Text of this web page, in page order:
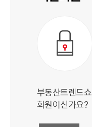
부동산트렌드쇼
회원이신가요?